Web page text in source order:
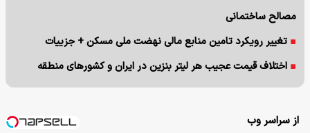
مصالح ساختمانی
تغییر رویکرد تامین منابع مالی نهضت ملی مسکن + جزییات
اختلاف قیمت عجیب هر لیتر بنزین در ایران و کشورهای منطقه
از سراسر وب